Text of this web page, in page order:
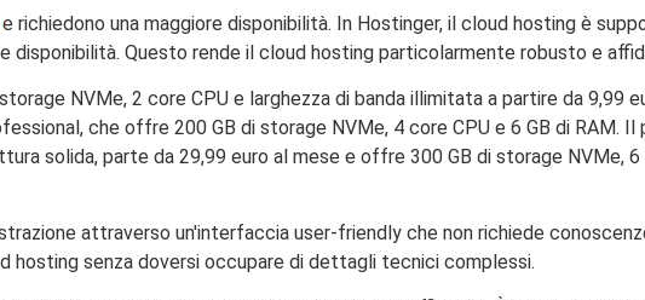
e richiedono una maggiore disponibilità. In Hostinger, il cloud hosting è
disponibilità. Questo rende il cloud hosting particolarmente robusto e
NVMe, 2 core CPU e larghezza di banda illimitata a partire da 9,99
che offre 200 GB di storage NVMe, 4 core CPU e 6 GB di RAM. Il
solida, parte da 29,99 euro al mese e offre 300 GB di storage NVMe, 6
attraverso un'interfaccia user-friendly che non richiede
senza doversi occupare di dettagli tecnici complessi.